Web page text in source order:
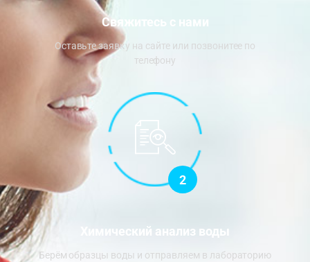
Свяжитесь с нами
Оставьте заявку на сайте или позвонитее по
телефону
2
Химический анализ воды
Берём образцы воды и отправляем в лабораторию